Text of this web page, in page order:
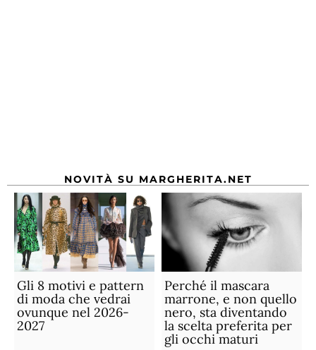
NOVITÀ SU MARGHERITA.NET
Gli 8 motivi e pattern
di moda che vedrai
ovunque nel 2026-
2027
Perché il mascara
marrone, e non quello
nero, sta diventando
la scelta preferita per
gli occhi maturi